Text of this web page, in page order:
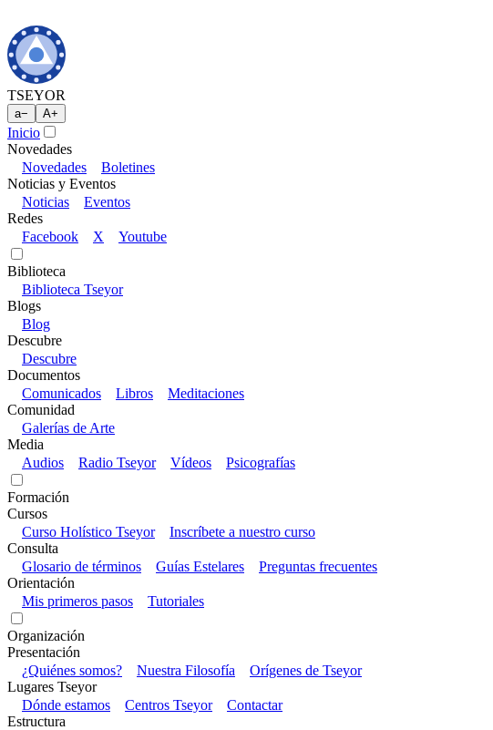
TSEYOR
a− A+
Inicio
Novedades
Novedades
Boletines
Noticias y Eventos
Noticias
Eventos
Redes
Facebook
X Youtube
Biblioteca
Biblioteca Tseyor
Blogs
Blog
Descubre
Descubre
Documentos
Comunicados
Libros
Meditaciones
Comunidad
Galerías de Arte
Media
Audios
Radio Tseyor Vídeos Psicografías
Formación
Cursos
Curso Holístico Tseyor
Inscríbete a nuestro curso
Consulta
Glosario de términos
Guías Estelares
Preguntas frecuentes
Orientación
Mis primeros pasos
Tutoriales
Organización
Presentación
¿Quiénes somos?
Nuestra Filosofía
Orígenes de Tseyor
Lugares Tseyor
Dónde estamos
Centros Tseyor
Contactar
Estructura